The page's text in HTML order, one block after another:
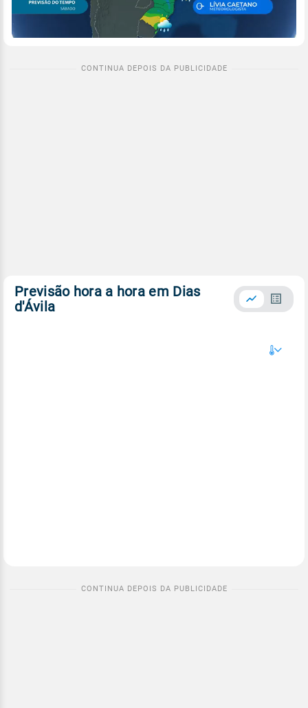
Previsão hora a hora em Dias
d'Ávila